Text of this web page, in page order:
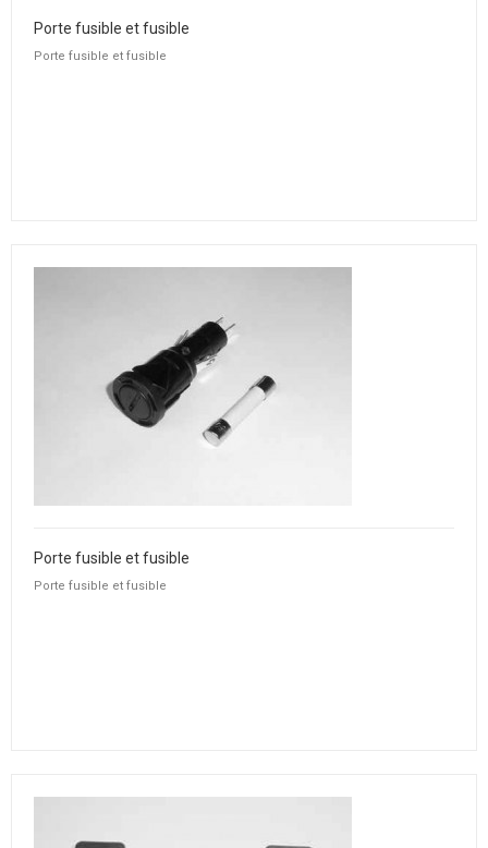
Porte fusible et fusible
Porte fusible et fusible
Porte fusible et fusible
Porte fusible et fusible